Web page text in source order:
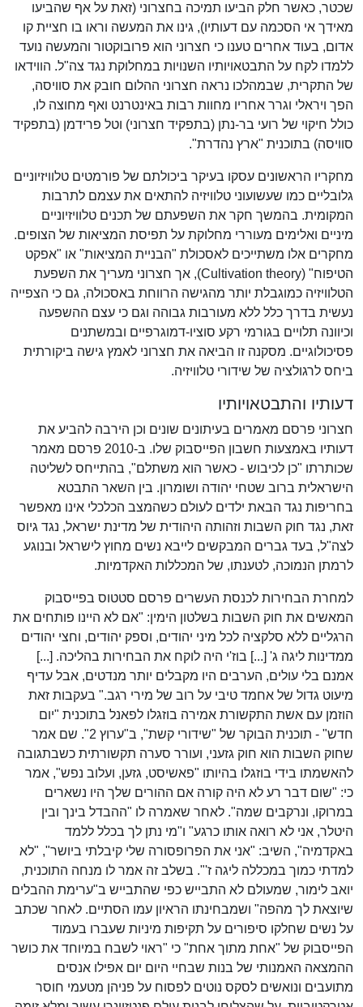
שכטר, כאשר חלק הביעו תמיכה בחצרוני (זאת על אף שהביעו
מאידך אי הסכמה עם דעותיו), גינו את המעשה וראו בו חציית קו
אדום, בעוד אחרים טענו כי חצרוני הוא פרובוקטור והמעשה נועד
ללמדו לקח על התבטאויותיו השנויות במחלוקת נגד צה"ל. הווידאו
של התקרית, שבמהלכו נראה חצרוני ההלום חובק את סוויסה,
הפך ויראלי וגרר אחריו מחוות רבות באינטרנט ואף מחוצה לו,
כולל חיקוי של רועי בר-נתן (בתפקיד חצרוני) וטל פרידמן (בתפקיד
סוויסה) בתוכנית "ארץ נהדרת".
מחקריו הראשונים עסקו בעיקר ביכולתם של פורמטים טלוויזיוניים
גלובליים כמו שעשועוני טלוויזיה להתאים את עצמם לתרבות
המקומית. בהמשך חקר את השפעתם של תכנים טלוויזיוניים
מיניים ואלימים מעוררי מחלוקת על תפיסת המציאות של הצופים.
מחקרים אלו משתייכים לאסכולת "הבניית המציאות" או "אפקט
הטיפוח" (Cultivation theory), אך חצרוני מעריך את השפעת
הטלוויזיה כמוגבלת יותר מהגישה הרווחת באסכולה, גם כי הצפייה
נעשית בדרך כלל ללא מעורבות גבוהה וגם כי עצם ההשפעה
וכיוונה תלויים בגורמי רקע סוציו-דמוגרפיים ובמשתנים
פסיכולוגיים. מסקנה זו הביאה את חצרוני לאמץ גישה ביקורתית
ביחס לרגולציה של שידורי טלוויזיה.
דעותיו והתבטאויותיו
חצרוני פרסם מאמרים בעיתונים שונים וכן הירבה להביע את
דעותיו באמצעות חשבון הפייסבוק שלו. ב-2010 פרסם מאמר
שכותרתו "כן לכיבוש - כאשר הוא משתלם", בהתייחס לשליטה
הישראלית ברוב שטחי יהודה ושומרון. בין השאר התבטא
בחריפות נגד הבאת ילדים לעולם כשהמצב הכלכלי אינו מאפשר
זאת, נגד חוק השבות וזהותה היהודית של מדינת ישראל, נגד גיוס
לצה"ל, בעד גברים המבקשים לייבא נשים מחוץ לישראל ובנוגע
לרמתן הנמוכה, לטענתו, של המכללות האקדמיות.
למחרת הבחירות לכנסת העשרים פרסם סטטוס בפייסבוק
המאשים את חוק השבות בשלטון הימין: "אם לא היינו פותחים את
הרגליים ללא סלקציה לכל מיני יהודים, וספק יהודים, וחצי יהודים
ממדינות ליגה ג' [...] בוז'י היה לוקח את הבחירות בהליכה. [...]
אמנם בלי עולים, הערבים היו מקבלים יותר מנדטים, אבל עדיף
מיעוט גדול של אחמד טיבי על רוב של מירי רגב." בעקבות זאת
הוזמן עם אשת התקשורת אמירה בוזגלו לפאנל בתוכנית "יום
חדש" - תוכנית הבוקר של "שידורי קשת", ב"ערוץ 2". שם אמר
שחוק השבות הוא חוק גזעני, ועורר סערה תקשורתית כשבתגובה
להאשמתו בידי בוזגלו בהיותו "פאשיסט, גזען, ועלוב נפש", אמר
כי: "שום דבר רע לא היה קורה אם ההורים שלך היו נשארים
במרוקו, ונרקבים שמה". לאחר שאמרה לו "ההבדל בינך ובין
היטלר, אני לא רואה אותו כרגע" ו"מי נתן לך בכלל ללמד
באקדמיה", השיב: "אני את הפרופסורה שלי קיבלתי ביושר", "לא
למדתי כמוך במכללה ליגה ז'". בשלב זה אמר לו מנחה התוכנית,
יואב לימור, שמעולם לא התבייש כפי שהתבייש ב"ערימת ההבלים
שיוצאת לך מהפה" ושמבחינתו הראיון עמו הסתיים. לאחר שכתב
על נשים שחלקו סיפורים על תקיפות מיניות שעברו בעמוד
הפייסבוק של "אחת מתוך אחת" כי "ראוי לשבח במיוחד את כושר
ההמצאה האמנותי של בנות שבחיי היום יום אפילו אנסים
מתועבים ונואשים לסקס נוטים לפסוח על פניהן מטעמי חוסר